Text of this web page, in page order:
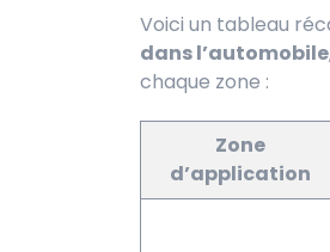
Voici un tableau
dans l’automobile
chaque zone :
Zone
d’application